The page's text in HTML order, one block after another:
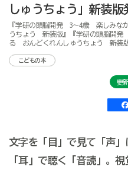
しゅうちょう」新装版
『学研の頭脳開発 3～4歳 楽しみな
うちょう 新装版』『学研の頭脳開
る おんどくれんしゅうちょう 新装版
こどもの本
更
文字を「目」で見て「声
「耳」で聴く「音読」。